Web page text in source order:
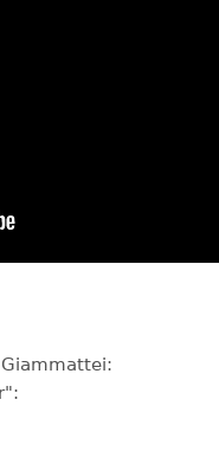
Giammattei: